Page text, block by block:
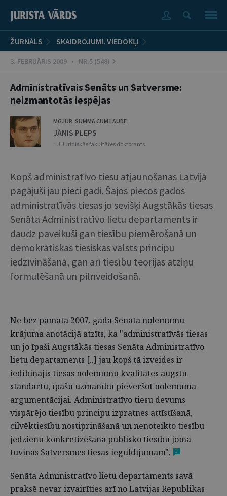
ŽURNĀLS SKAIDROJUMI. VIEDOKĻI
3. FEBRUĀRIS 2009 • NR.5 (548)
Administratīvais Senāts un Satversme:
neizmantotās iespējas
MG.IUR. SUMMA CUM LAUDE
JĀNIS PLEPS
LU Juridiskās fakultātes doktorants
Kopš administratīvo tiesu atjaunošanas Latvijā
pagājuši jau pieci gadi. Šajos piecos gados
administratīvās tiesas jo sevišķi Augstākās tiesas
Senāta Administratīvo lietu departaments ir
daudz paveikuši gan tiesību piemērošanā un
demokrātiskas tiesiskas valsts principu
iedzīvināšanā, gan arī tiesību teorijas atziņu
formulēšanā un pilnveidošanā.
Ne bez pamata 2007. gada Senāta nolēmumu
krājuma anotācijā atzīts, ka "administratīvās tiesas
un jo īpaši Augstākās tiesas Senāta Administratīvo
lietu departaments [..] jau kopš tā izveides ir
iedibinājis tiesas nolēmumu kvalitātes augstu
standartu, īpašu uzmanību pievēršot nolēmuma
argumentācijai. Administratīvo tiesu devums
vispārējo tiesību principu izpratnes attīstīšanā,
cilvēktiesību nostiprināšanā un nenoteikto tiesību
jēdzienu konkretizēšanā publisko tiesību jomā
tuvinās Satversmes tiesas ieguldījumam".
1
Senāta Administratīvo lietu departaments savā
praksē nevar izvairīties arī no Latvijas Republikas